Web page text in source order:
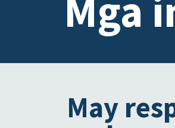
Mga
May